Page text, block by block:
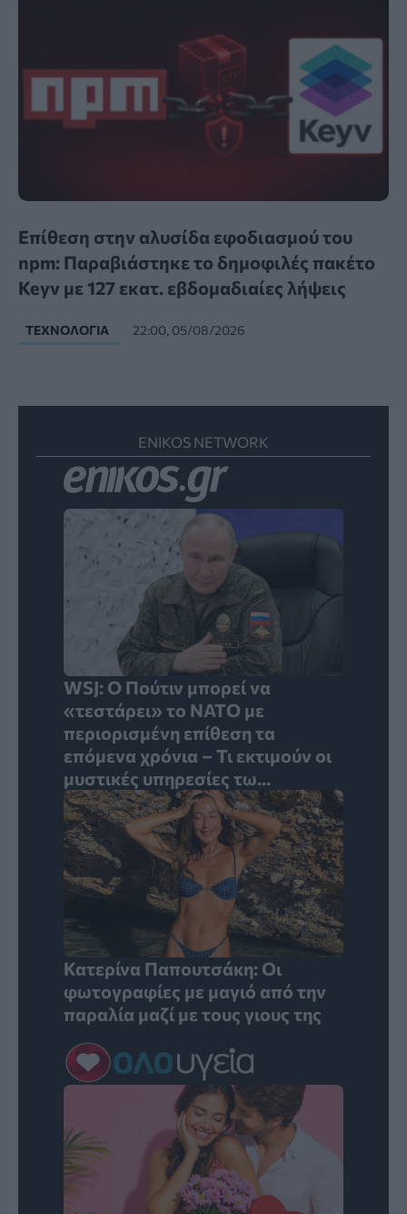
Επίθεση στην αλυσίδα εφοδιασμού του
npm: Παραβιάστηκε το δημοφιλές πακέτο
Keyv με 127 εκατ. εβδομαδιαίες λήψεις
ΤΕΧΝΟΛΟΓΊΑ 22:00, 05/08/2026
ENIKOS NETWORK
WSJ: Ο Πούτιν μπορεί να
«τεστάρει» το ΝΑΤΟ με
περιορισμένη επίθεση τα
επόμενα χρόνια – Τι εκτιμούν οι
μυστικές υπηρεσίες τω...
Κατερίνα Παπουτσάκη: Οι
φωτογραφίες με μαγιό από την
παραλία μαζί με τους γιους της